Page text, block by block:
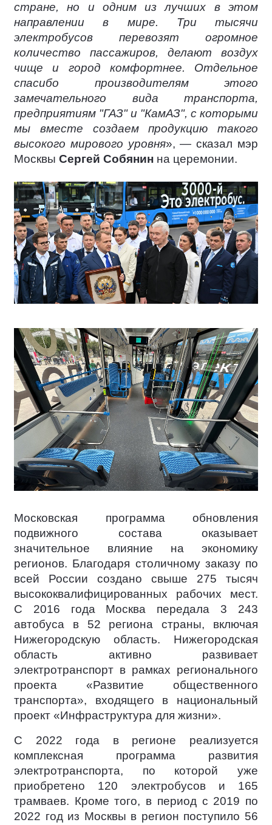
стране, но и одним из лучших в этом
направлении в мире. Три тысячи
электробусов перевозят огромное
количество пассажиров, делают воздух
чище и город комфортнее. Отдельное
спасибо производителям этого
замечательного вида транспорта,
предприятиям "ГАЗ" и "КамАЗ", с которыми
мы вместе создаем продукцию такого
высокого мирового уровня», — сказал мэр
Москвы Сергей Собянин на церемонии.
Московская программа обновления
подвижного состава оказывает
значительное влияние на экономику
регионов. Благодаря столичному заказу по
всей России создано свыше 275 тысяч
высококвалифицированных рабочих мест.
С 2016 года Москва передала 3 243
автобуса в 52 региона страны, включая
Нижегородскую область. Нижегородская
область активно развивает
электротранспорт в рамках регионального
проекта «Развитие общественного
транспорта», входящего в национальный
проект «Инфраструктура для жизни».
С 2022 года в регионе реализуется
комплексная программа развития
электротранспорта, по которой уже
приобретено 120 электробусов и 165
трамваев. Кроме того, в период с 2019 по
2022 год из Москвы в регион поступило 56